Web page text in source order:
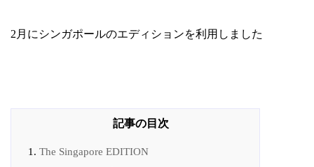
2月にシンガポールのエディションを利用しました
The Singapore EDITION